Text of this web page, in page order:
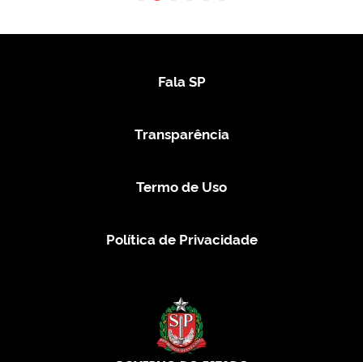
Fala SP
Transparência
Termo de Uso
Política de Privacidade